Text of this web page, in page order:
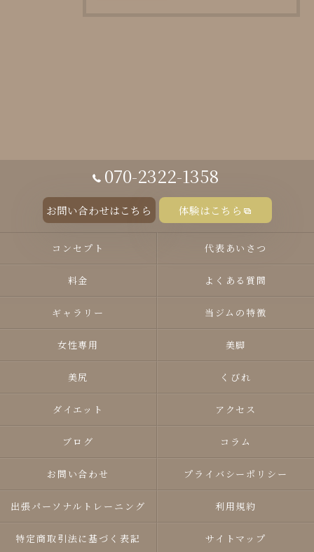
070-2322-1358
お問い合わせはこちら 体験はこちら
コンセプト 代表あいさつ
料金 よくある質問
ギャラリー 当ジムの特徴
女性専用 美脚
美尻 くびれ
ダイエット アクセス
ブログ コラム
お問い合わせ プライバシーポリシー
出張パーソナルトレーニング 利用規約
特定商取引法に基づく表記 サイトマップ